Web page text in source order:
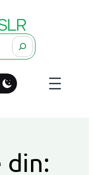
din: